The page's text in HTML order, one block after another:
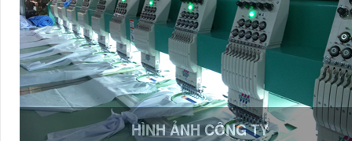
HÌNH ẢNH CÔNG TY